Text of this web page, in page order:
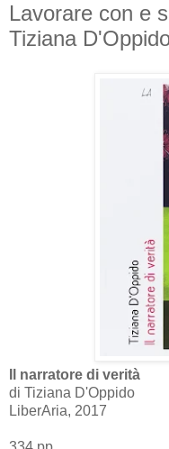
Lavorare con e
Tiziana
Il narratore di verità
di Tiziana D'Oppido
LiberAria, 2017